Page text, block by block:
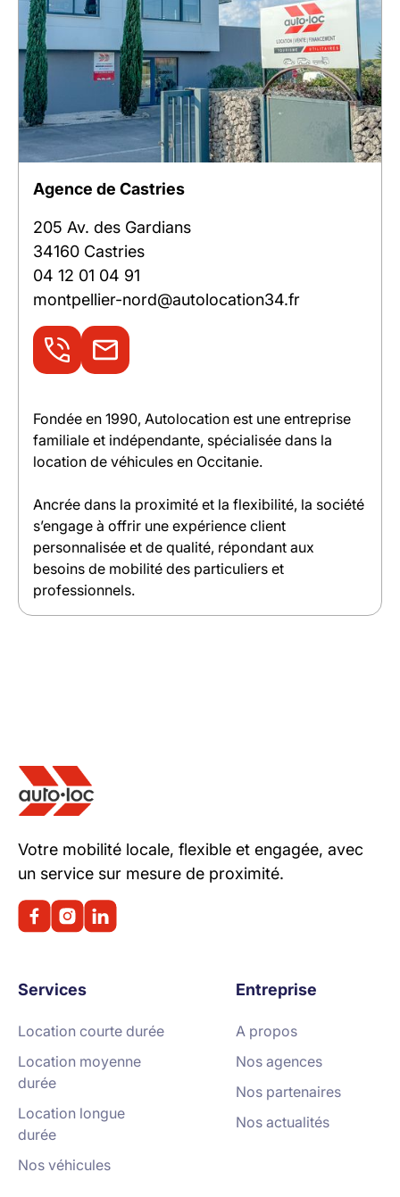
Agence de Castries
205 Av. des Gardians
34160 Castries
04 12 01 04 91
montpellier-nord@autolocation34.fr
Fondée en 1990, Autolocation est une entreprise
familiale et indépendante, spécialisée dans la
location de véhicules en Occitanie.
Ancrée dans la proximité et la flexibilité, la société
s’engage à offrir une expérience client
personnalisée et de qualité, répondant aux
besoins de mobilité des particuliers et
professionnels.
Votre mobilité locale, flexible et engagée, avec
un service sur mesure de proximité.
Services
Location courte durée
Location moyenne
durée
Location longue
durée
Nos véhicules
Entreprise
A propos
Nos agences
Nos partenaires
Nos actualités